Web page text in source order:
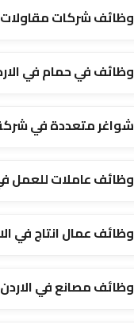
وظائف شركات مقاولات
وظائف في حمام في
شواغر متعددة في
وظائف عاملات للعمل
وظائف عمال انتاج في
وظائف مصانع في